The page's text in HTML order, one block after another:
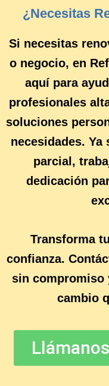
¿Necesitas
Si necesitas
o negocio, en
aquí para
profesionales
soluciones
necesidades.
parcial,
dedicación
Transforma
confianza.
sin compromiso
cambio